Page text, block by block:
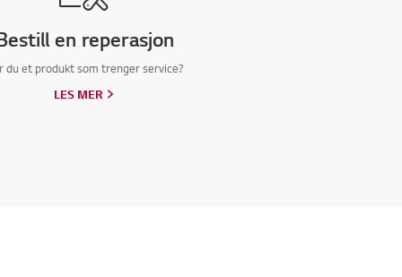
en reperasjon
du et produkt som trenger service?
LES MER